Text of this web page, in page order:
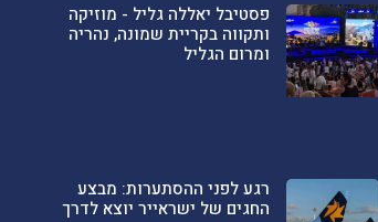
פסטיבל יאללה גליל - מוזיקה
ותקווה בקריית שמונה, נהריה
ומרום הגליל
רגע לפני ההסתערות: מבצע
החגים של ישראייר יוצא לדרך